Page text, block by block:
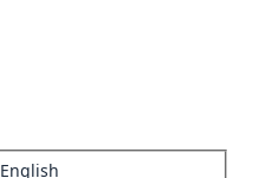
English